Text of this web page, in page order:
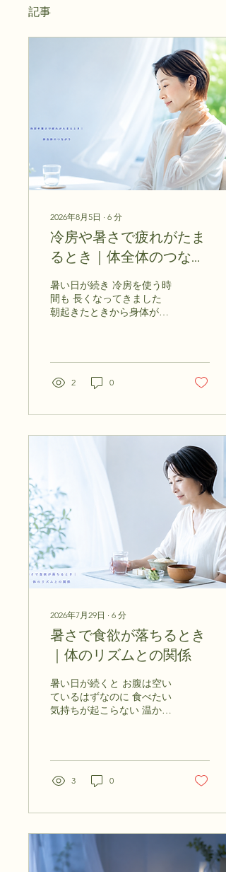
記事
2026年8月5日 ∙ 6 分
冷房や暑さで疲れがたま
るとき｜体全体のつなが
り
暑い日が続き 冷房を使う時
間も 長くなってきました
朝起きたときから身体が重
なか取れない このような変
化を 感じていませんか
2 0
2026年7月29日 ∙ 6 分
暑さで食欲が落ちるとき
｜体のリズムとの関係
暑い日が続くと お腹は空い
ているはずなのに 食べたい
気持ちが起こらない 温かい
な変化を感じる方も 多いの
ではないでしょうか
3 0